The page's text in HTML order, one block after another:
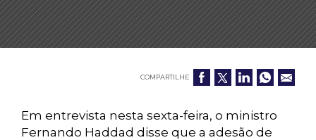
COMPARTILHE
Em entrevista nesta sexta-feira, o ministro
Fernando Haddad disse que a adesão de